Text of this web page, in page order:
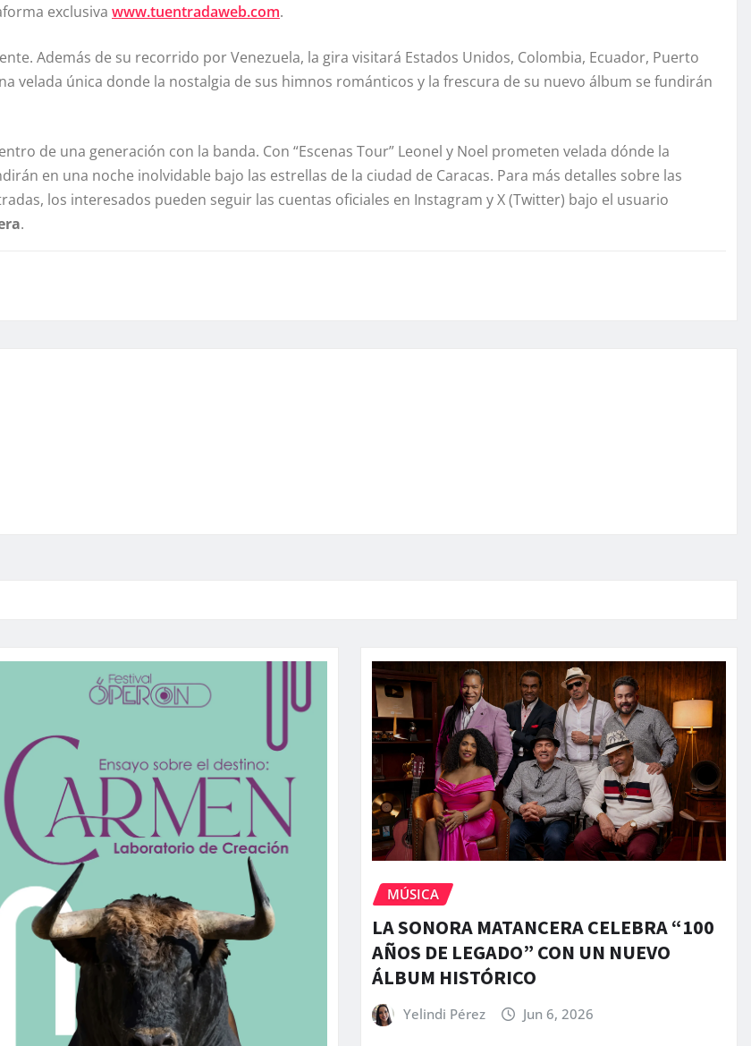
exclusiva www.tuentradaweb.com.
Además de su recorrido por Venezuela, la gira visitará Estados Unidos, Colombia, Ecuador, Puerto
velada única donde la nostalgia de sus himnos románticos y la frescura de su nuevo álbum se fundirán
de una generación con la banda. Con “Escenas Tour” Leonel y Noel prometen velada dónde la
en una noche inolvidable bajo las estrellas de la ciudad de Caracas. Para más detalles sobre las
los interesados pueden seguir las cuentas oficiales en Instagram y X (Twitter) bajo el usuario
.
MÚSICA
LA SONORA MATANCERA CELEBRA “100
AÑOS DE LEGADO” CON UN NUEVO
ÁLBUM HISTÓRICO
Yelindi Pérez Jun 6, 2026